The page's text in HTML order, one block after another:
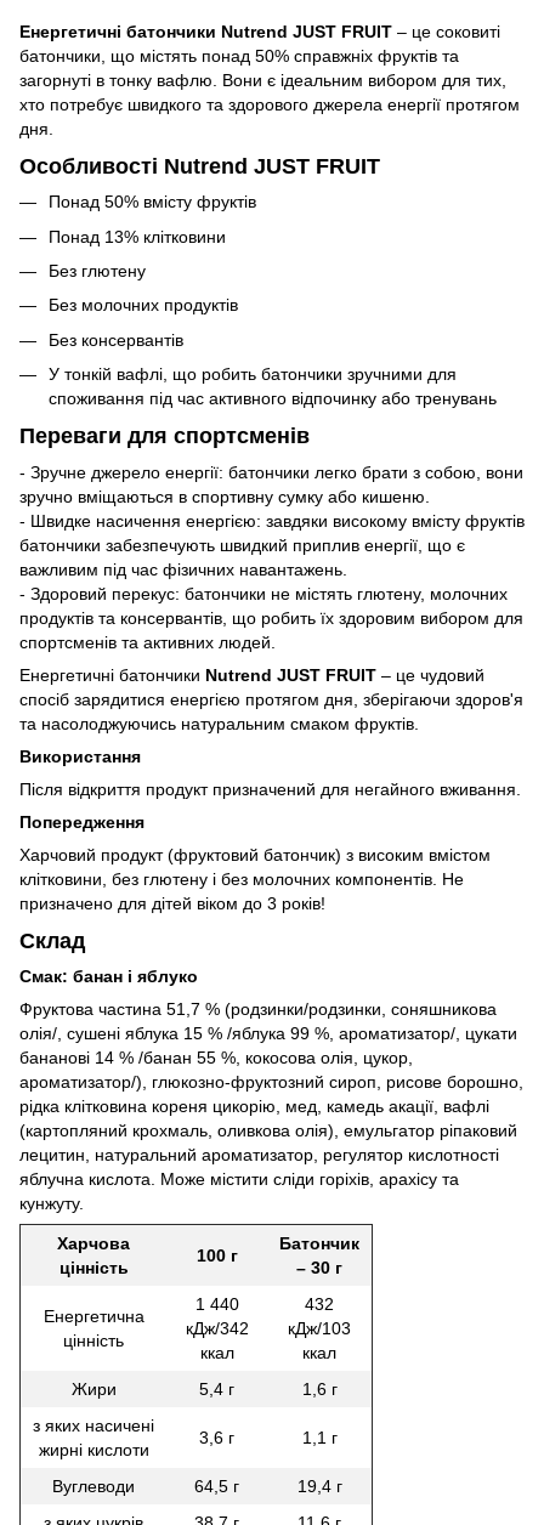
Енергетичні батончики Nutrend JUST FRUIT – це соковиті
батончики, що містять понад 50% справжніх фруктів та
загорнуті в тонку вафлю. Вони є ідеальним вибором для тих,
хто потребує швидкого та здорового джерела енергії протягом
дня.
Особливості Nutrend JUST FRUIT
Понад 50% вмісту фруктів
Понад 13% клітковини
Без глютену
Без молочних продуктів
Без консервантів
У тонкій вафлі, що робить батончики зручними для
споживання під час активного відпочинку або тренувань
Переваги для спортсменів
- Зручне джерело енергії: батончики легко брати з собою, вони
зручно вміщаються в спортивну сумку або кишеню.
- Швидке насичення енергією: завдяки високому вмісту фруктів
батончики забезпечують швидкий приплив енергії, що є
важливим під час фізичних навантажень.
- Здоровий перекус: батончики не містять глютену, молочних
продуктів та консервантів, що робить їх здоровим вибором для
спортсменів та активних людей.
Енергетичні батончики Nutrend JUST FRUIT – це чудовий
спосіб зарядитися енергією протягом дня, зберігаючи здоров'я
та насолоджуючись натуральним смаком фруктів.
Використання
Після відкриття продукт призначений для негайного вживання.
Попередження
Харчовий продукт (фруктовий батончик) з високим вмістом
клітковини, без глютену і без молочних компонентів. Не
призначено для дітей віком до 3 років!
Cклад
Смак: банан і яблуко
Фруктова частина 51,7 % (родзинки/родзинки, соняшникова
олія/, сушені яблука 15 % /яблука 99 %, ароматизатор/, цукати
бананові 14 % /банан 55 %, кокосова олія, цукор,
ароматизатор/), глюкозно-фруктозний сироп, рисове борошно,
рідка клітковина кореня цикорію, мед, камедь акації, вафлі
(картопляний крохмаль, оливкова олія), емульгатор ріпаковий
лецитин, натуральний ароматизатор, регулятор кислотності
яблучна кислота. Може містити сліди горіхів, арахісу та
кунжуту.
Харчова
цінність
100 г
Батончик
– 30 г
Енергетична
цінність
1 440
кДж/342
ккал
432
кДж/103
ккал
Жири
5,4 г
1,6 г
з яких насичені
жирні кислоти
3,6 г 1,1 г
Вуглеводи 64,5 г
19,4 г